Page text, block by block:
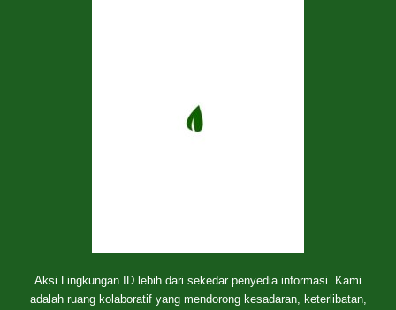
Aksi Lingkungan ID lebih dari sekedar penyedia informasi. Kami
adalah ruang kolaboratif yang mendorong kesadaran, keterlibatan,